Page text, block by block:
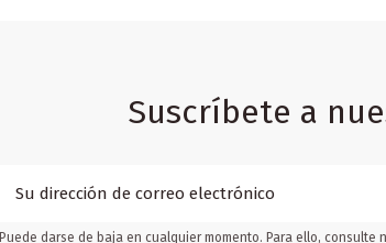
Suscríbete a
Puede darse de baja en cualquier momento. Para ello,